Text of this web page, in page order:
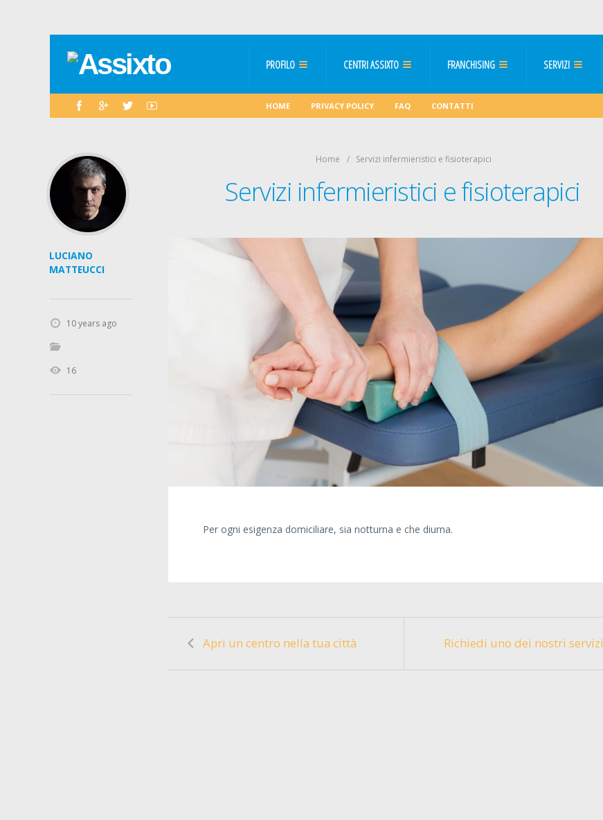
PROFILO CENTRI ASSIXTO FRANCHISING SERVIZI
HOME PRIVACY POLICY FAQ CONTATTI
Home Servizi infermieristici e fisioterapici
Servizi infermieristici e fisioterapici
Per ogni esigenza domiciliare, sia notturna e che diurna.
Apri un centro nella tua città Richiedi uno dei nostri servizi
LUCIANO
MATTEUCCI
10 years ago
16